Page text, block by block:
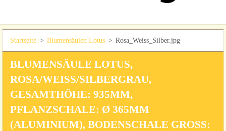
Startseite > Blumensäulen Lotus > Rosa_Weiss_Silber.jpg
BLUMENSÄULE LOTUS,
ROSA/WEISS/SILBERGRAU, G
ESAMTHÖHE: 935MM, P
FLANZSCHALE: Ø 365MM (
ALUMINIUM), BODENSCHALE GROSS: Ø